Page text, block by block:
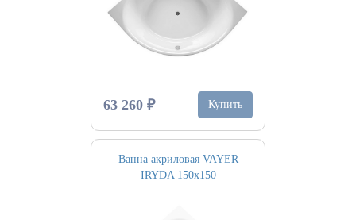
63 260 ₽ Купить
Ванна акриловая VAYER
IRYDA 150х150